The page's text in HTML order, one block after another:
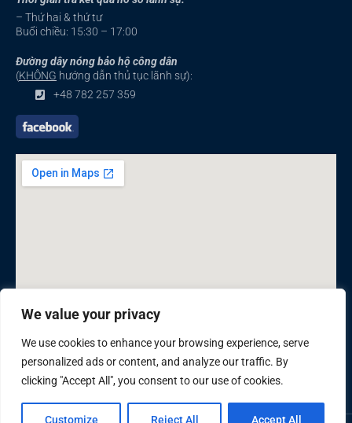
We value your privacy
We use cookies to enhance your browsing experience, serve
personalized ads or content, and analyze our traffic. By
clicking "Accept All", you consent to our use of cookies.
Customize Reject All Accept All
– Thứ hai & thứ tư
Buổi chiều: 15:30 – 17:00
Đường dây nóng bảo hộ công dân
(KHÔNG hướng dẫn thủ tục lãnh sự):
+48 782 257 359